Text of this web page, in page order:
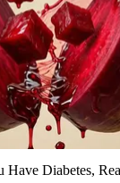
Have Diabetes,